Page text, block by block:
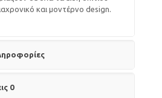
και μοντέρνο design.
0